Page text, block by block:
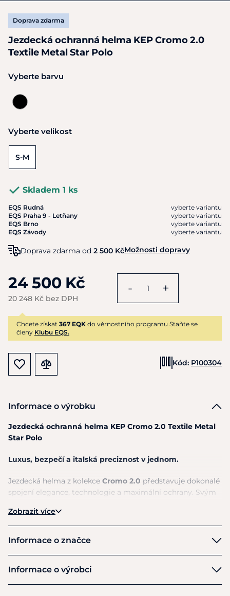
Doprava zdarma
Jezdecká ochranná helma KEP Cromo 2.0
Textile Metal Star Polo
Vyberte barvu
Vyberte velikost
S-M
Skladem 1 ks
EQS Rudná
vyberte variantu
EQS Praha 9 - Letňany
vyberte variantu
EQS Brno
vyberte variantu
EQS Závody
vyberte variantu
Doprava zdarma od 2 500 KčMožnosti dopravy
24 500 Kč
20 248 Kč bez DPH
- +
Chcete získat 367 EQK do věrnostního programu Staňte se
členy Klubu EQS.
Kód: P100304
Informace o výrobku
Jezdecká ochranná helma KEP Cromo 2.0 Textile Metal
Star Polo
Luxus, bezpečí a italská preciznost v jednom.
Jezdecká helma z kolekce Cromo 2.0 představuje dokonalé
spojení elegance, technologie a maximální ochrany. Svým
zatímco konstrukce zaručuje
bezpečnosti, kterou značkaKEP Italiaproslula po celém
světě.
Zobrazit více
Informace o značce
KEP
Informace o výrobci